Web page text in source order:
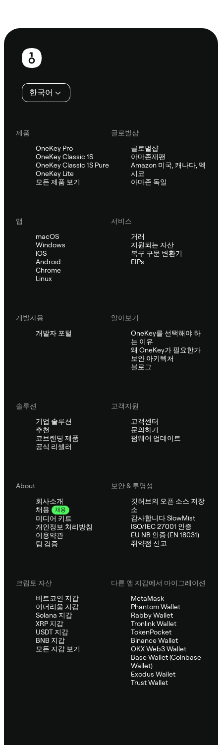
보
한국어
제품
OneKey Pro
OneKey Classic 1S
OneKey Classic 1S Pure
OneKey Lite
모든 제품 보기
글로벌샵
글로벌샵
아마존재팬
Amazon 미국, 캐나다, 멕
시코
아마존 독일
앱
macOS
Windows
iOS
Android
Chrome
Linux
서비스
거래
지원되는 자산
복구 구문 변환기
EIPs
개발자용
개발자 포털
알아보기
OneKey를 선택해야 하
는 이유
왜 OneKey가 필요한가
보안 아키텍처
블로그
솔루션
기업 솔루션
추천
코브랜딩 제품
공식 리셀러
고객지원
고객센터
문의하기
펌웨어 업데이트
About
회사소개
채용
채용
미디어 키트
개인정보 처리방침
이용약관
팀 검증
보안 & 투명성
깃허브의 오픈 소스 저장
소
감사합니다 SlowMist
ISO/IEC 27001 인증
EU NB 인증 (EN 18031)
취약점 신고
크립토 자산
비트코인 지갑
이더리움 지갑
Solana 지갑
XRP 지갑
USDT 지갑
BNB 지갑
모든 지갑 보기
다른 앱 지갑에서 마이그레이션
MetaMask
Phantom Wallet
Rabby Wallet
Tronlink Wallet
TokenPocket
Binance Wallet
OKX Web3 Wallet
Base Wallet (Coinbase
Wallet)
Exodus Wallet
Trust Wallet